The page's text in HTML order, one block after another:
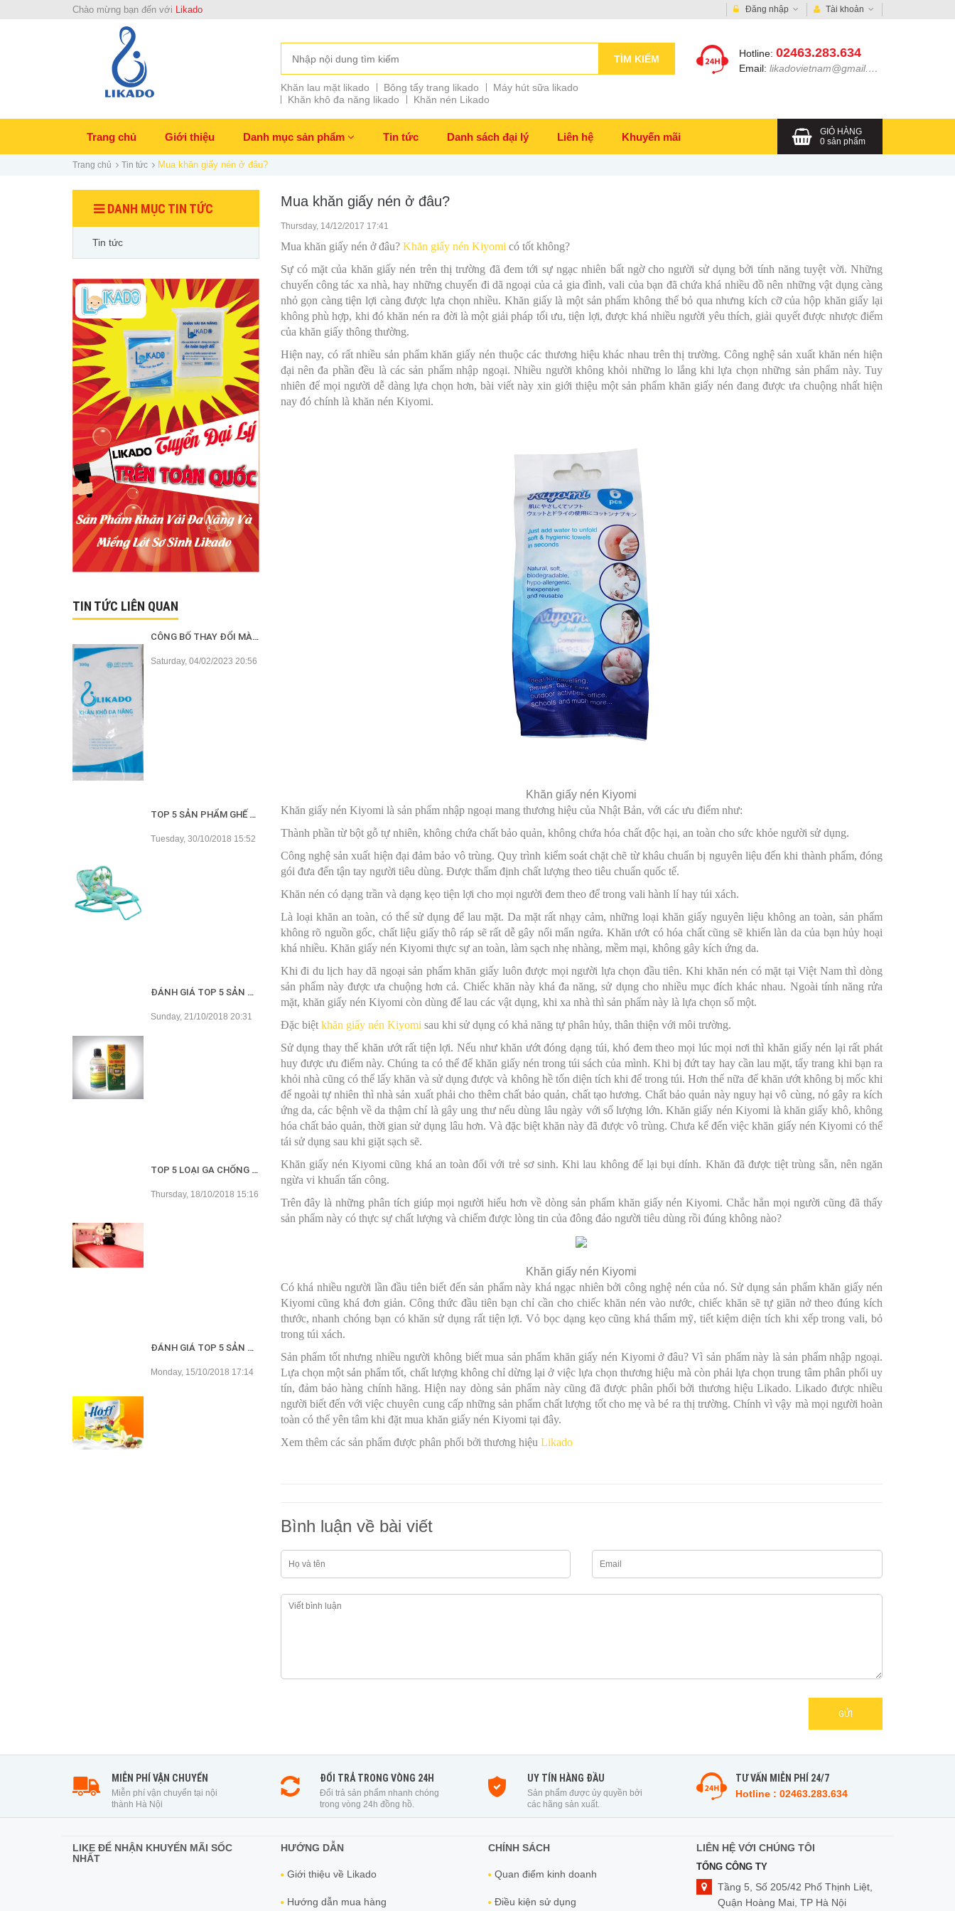
Chào mừng bạn đến với Likado Đăng nhập Tài khoản
Hotline: 02463.283.634
Email: likadovietnam@gmail.com
TÌM KIẾM
Khăn lau mặt likado Bông tẩy trang likado
Máy hút sữa likado
Khăn khô đa năng likado
Khăn nén Likado
Trang chủ Giới thiệu Danh mục sản phẩm Tin tức Danh sách đại lý Liên hệ Khuyến mãi
GIỎ HÀNG
0 sản phẩm
Trang chủ Tin tức Mua khăn giấy nén ở đâu?
DANH MỤC TIN TỨC
Tin tức
TIN TỨC LIÊN QUAN
CÔNG BỐ THAY ĐỔI MÀU SẮC SẢN PHẨM KHĂN KHÔ ĐA NĂNG LIKADO 300G
Saturday, 04/02/2023 20:56
TOP 5 SẢN PHẨM GHẾ RUNG TỐT NHẤT HIỆN NAY
Tuesday, 30/10/2018 15:52
ĐÁNH GIÁ TOP 5 SẢN PHẨM DẦU TRÀM TỐT NHẤT HIỆN NAY
Sunday, 21/10/2018 20:31
TOP 5 LOẠI GA CHỐNG THẤM TỐT NHẤT HIỆN NAY
Thursday, 18/10/2018 15:16
ĐÁNH GIÁ TOP 5 SẢN PHẨM VÁNG SỮA CHO BÉ TỐT NHẤT HIỆN NAY
Monday, 15/10/2018 17:14
Mua khăn giấy nén ở đâu?
Thursday, 14/12/2017 17:41
Mua khăn giấy nén ở đâu? Khăn giấy nén Kiyomi có tốt không?
Sự có mặt của khăn giấy nén trên thị trường đã đem tới sự ngạc nhiên bất ngờ cho người sử dụng bởi tính năng tuyệt vời. Những
chuyến công tác xa nhà, hay những chuyến đi dã ngoại của cả gia đình, vali của bạn đã chứa khá nhiều đồ nên những vật dụng càng
nhỏ gọn càng tiện lợi càng được lựa chọn nhiều. Khăn giấy là một sản phẩm không thể bỏ qua nhưng kích cỡ của hộp khăn giấy lại
không phù hợp, khi đó khăn nén ra đời là một giải pháp tối ưu, tiện lợi, được khá nhiều người yêu thích, giải quyết được nhược điểm
của khăn giấy thông thường.
Hiện nay, có rất nhiều sản phẩm khăn giấy nén thuộc các thương hiệu khác nhau trên thị trường. Công nghệ sản xuất khăn nén hiện
đại nên đa phần đều là các sản phẩm nhập ngoại. Nhiều người không khỏi những lo lắng khi lựa chọn những sản phẩm này. Tuy
nhiên để mọi người dễ dàng lựa chọn hơn, bài viết này xin giới thiệu một sản phẩm khăn giấy nén đang được ưa chuộng nhất hiện
nay đó chính là khăn nén Kiyomi.
Khăn giấy nén Kiyomi
Khăn giấy nén Kiyomi là sản phẩm nhập ngoại mang thương hiệu của Nhật Bản, với các ưu điểm như:
Thành phần từ bột gỗ tự nhiên, không chứa chất bảo quản, không chứa hóa chất độc hại, an toàn cho sức khỏe người sử dụng.
Công nghệ sản xuất hiện đại đảm bảo vô trùng. Quy trình kiểm soát chặt chẽ từ khâu chuẩn bị nguyên liệu đến khi thành phẩm, đóng
gói đưa đến tận tay người tiêu dùng. Được thẩm định chất lượng theo tiêu chuẩn quốc tế.
Khăn nén có dạng trần và dạng kẹo tiện lợi cho mọi người đem theo để trong vali hành lí hay túi xách.
Là loại khăn an toàn, có thể sử dụng để lau mặt. Da mặt rất nhạy cảm, những loại khăn giấy nguyên liệu không an toàn, sản phẩm
không rõ nguồn gốc, chất liệu giấy thô ráp sẽ rất dễ gây nổi mẩn ngứa. Khăn ướt có hóa chất cũng sẽ khiến làn da của bạn hủy hoại
khá nhiều. Khăn giấy nén Kiyomi thực sự an toàn, làm sạch nhẹ nhàng, mềm mại, không gây kích ứng da.
Khi đi du lịch hay dã ngoại sản phẩm khăn giấy luôn được mọi người lựa chọn đầu tiên. Khi khăn nén có mặt tại Việt Nam thì dòng
sản phẩm này được ưa chuộng hơn cả. Chiếc khăn này khá đa năng, sử dụng cho nhiều mục đích khác nhau. Ngoài tính năng rửa
mặt, khăn giấy nén Kiyomi còn dùng để lau các vật dụng, khi xa nhà thì sản phẩm này là lựa chọn số một.
Đặc biệt khăn giấy nén Kiyomi sau khi sử dụng có khả năng tự phân hủy, thân thiện với môi trường.
Sử dụng thay thế khăn ướt rất tiện lợi. Nếu như khăn ướt đóng dạng túi, khó đem theo mọi lúc mọi nơi thì khăn giấy nén lại rất phát
huy được ưu điểm này. Chúng ta có thể để khăn giấy nén trong túi sách của mình. Khi bị đứt tay hay cần lau mặt, tẩy trang khi bạn ra
khỏi nhà cũng có thể lấy khăn và sử dụng được và không hề tốn diện tích khi để trong túi. Hơn thế nữa để khăn ướt không bị mốc khi
để ngoài tự nhiên thì nhà sản xuất phải cho thêm chất bảo quản, chất tạo hương. Chất bảo quản này nguy hại vô cùng, nó gây ra kích
ứng da, các bệnh về da thậm chí là gây ung thư nếu dùng lâu ngày với số lượng lớn. Khăn giấy nén Kiyomi là khăn giấy khô, không
hóa chất bảo quản, thời gian sử dụng lâu hơn. Và đặc biệt khăn này đã được vô trùng. Chưa kể đến việc khăn giấy nén Kiyomi có thể
tái sử dụng sau khi giặt sạch sẽ.
Khăn giấy nén Kiyomi cũng khá an toàn đối với trẻ sơ sinh. Khi lau không để lại bụi dính. Khăn đã được tiệt trùng sẵn, nên ngăn
ngừa vi khuẩn tấn công.
Trên đây là những phân tích giúp mọi người hiểu hơn về dòng sản phẩm khăn giấy nén Kiyomi. Chắc hẳn mọi người cũng đã thấy
sản phẩm này có thực sự chất lượng và chiếm được lòng tin của đông đảo người tiêu dùng rồi đúng không nào?
Khăn giấy nén Kiyomi
Có khá nhiều người lần đầu tiên biết đến sản phẩm này khá ngạc nhiên bởi công nghệ nén của nó. Sử dụng sản phẩm khăn giấy nén
Kiyomi cũng khá đơn giản. Công thức đầu tiên bạn chỉ cần cho chiếc khăn nén vào nước, chiếc khăn sẽ tự giãn nở theo đúng kích
thước, nhanh chóng bạn có khăn sử dụng rất tiện lợi. Vỏ bọc dạng kẹo cũng khá thẩm mỹ, tiết kiệm diện tích khi xếp trong vali, bỏ
trong túi xách.
Sản phẩm tốt nhưng nhiều người không biết mua sản phẩm khăn giấy nén Kiyomi ở đâu? Vì sản phẩm này là sản phẩm nhập ngoại.
Lựa chọn một sản phẩm tốt, chất lượng không chỉ dừng lại ở việc lựa chọn thương hiệu mà còn phải lựa chọn trung tâm phân phối uy
tín, đảm bảo hàng chính hãng. Hiện nay dòng sản phẩm này cũng đã được phân phối bởi thương hiệu Likado. Likado được nhiều
người biết đến với việc chuyên cung cấp những sản phẩm chất lượng tốt cho mẹ và bé ra thị trường. Chính vì vậy mà mọi người hoàn
toàn có thể yên tâm khi đặt mua khăn giấy nén Kiyomi tại đây.
Xem thêm các sản phẩm được phân phối bởi thương hiệu Likado
Bình luận về bài viết
GỬI
MIỄN PHÍ VẬN CHUYỂN
Miễn phí vận chuyển tại nội
thành Hà Nội
ĐỔI TRẢ TRONG VÒNG 24H
Đổi trả sản phẩm nhanh chóng
trong vòng 24h đồng hồ.
UY TÍN HÀNG ĐẦU
Sản phẩm được ủy quyền bởi
các hãng sản xuất.
TƯ VẤN MIỄN PHÍ 24/7
Hotline : 02463.283.634
LIKE ĐỂ NHẬN KHUYẾN MÃI SỐC
NHẤT
HƯỚNG DẪN
Giới thiệu về Likado
Hướng dẫn mua hàng
CHÍNH SÁCH
Quan điểm kinh doanh
Điều kiện sử dụng
LIÊN HỆ VỚI CHÚNG TÔI
TỔNG CÔNG TY
Tầng 5, Số 205/42 Phố Thịnh Liệt,
Quận Hoàng Mai, TP Hà Nội